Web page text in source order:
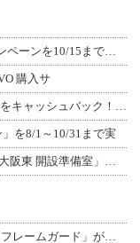
購入サ
」を8/1～10/31まで実